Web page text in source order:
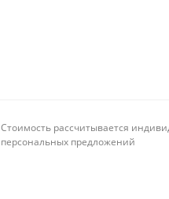
Стоимость рассчитывается
персональных предложений